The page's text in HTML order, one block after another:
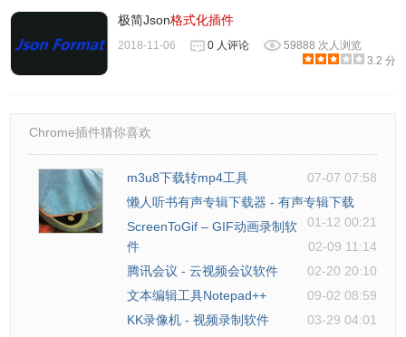
3、Ventoy 最酷的地方，是成为启动 U 盘之后，还可以当普
通 U 盘使用，保存普通文件，不影响 Ventoy 功能。
文件管理器里什么文件都没有，实际上，是因为 Ventoy 将 U
5、只需要将 ISO 文件拷贝到 U 盘里即可，如图：
极简Json格式化插件
2018-11-06 0 人评论
59888 次人浏览
3.2 分
Chrome插件猜你喜欢
m3u8下载转mp4工具
07-07 07:58
懒人听书有声专辑下载器 - 有声专辑下载
01-12 00:21
ScreenToGif – GIF动画录制软
件
02-09 11:14
腾讯会议 - 云视频会议软件
02-20 20:10
文本编辑工具Notepad++
09-02 08:59
KK录像机 - 视频录制软件
03-29 04:01